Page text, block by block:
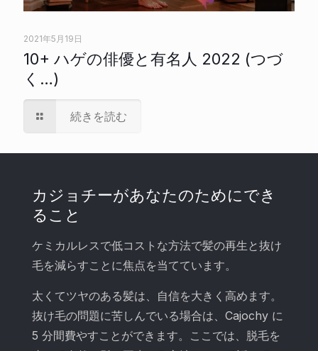
2021年5月19日
10+ ハゲの俳優と有名人 2022 (つづ
く…)
続きを読む
カジョチーがあなたのためにでき
ること
ケミカルレスで低コストな方法で髪の再生と抜け
毛を減らすことに焦点を当てています。
太くてツヤのある髪は、自信を大きく高めます。
抜け毛の問題に苦しんでいる場合は、Cajochy に
5 分間費やすことができます。ここでは、脱毛を